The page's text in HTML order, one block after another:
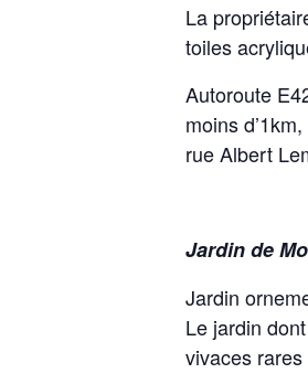
La
toiles
Autoroute
moins
rue Albert
Jardin de
Jardin
Le jardin
vivaces